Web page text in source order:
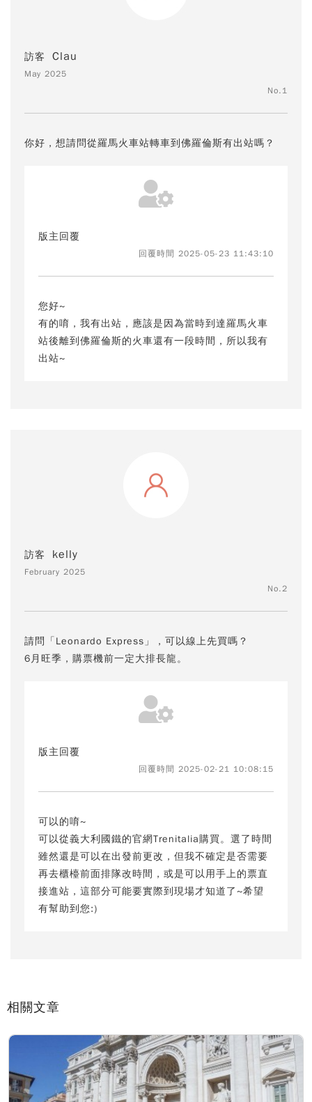
訪客 Clau
May 2025
No.1
你好，想請問從羅馬火車站轉車到佛羅倫斯有出站嗎？
版主回覆
回覆時間 2025-05-23 11:43:10
您好~
有的唷，我有出站，應該是因為當時到達羅馬火車
站後離到佛羅倫斯的火車還有一段時間，所以我有
出站~
訪客 kelly
February 2025
No.2
請問「Leonardo Express」，可以線上先買嗎？
6月旺季，購票機前一定大排長龍。
版主回覆
回覆時間 2025-02-21 10:08:15
可以的唷~
可以從義大利國鐵的官網Trenitalia購買。選了時間
雖然還是可以在出發前更改，但我不確定是否需要
再去櫃檯前面排隊改時間，或是可以用手上的票直
接進站，這部分可能要實際到現場才知道了~希望
有幫助到您:)
相關文章